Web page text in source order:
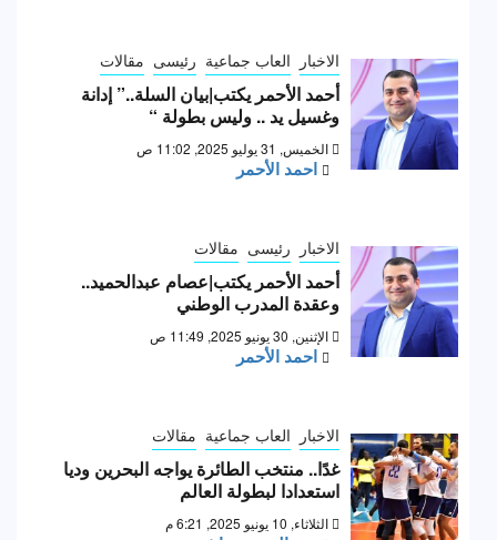
الاخبار العاب جماعية رئيسى مقالات
أحمد الأحمر يكتب|بيان السلة..” إدانة
وغسيل يد .. وليس بطولة “
الخميس, 31 يوليو 2025, 11:02 ص
احمد الأحمر
الاخبار رئيسى مقالات
أحمد الأحمر يكتب|عصام عبدالحميد..
وعقدة المدرب الوطني
الإثنين, 30 يونيو 2025, 11:49 ص
احمد الأحمر
الاخبار العاب جماعية مقالات
غدًا.. منتخب الطائرة يواجه البحرين وديا
استعدادا لبطولة العالم
الثلاثاء, 10 يونيو 2025, 6:21 م